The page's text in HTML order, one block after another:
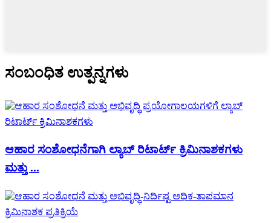
ಸಂಬಂಧಿತ ಉತ್ಪನ್ನಗಳು
ಆಹಾರ ಸಂಶೋಧನೆಗಾಗಿ ಲ್ಯಾಬ್ ರಿಟಾರ್ಟ್ ಕ್ರಿಮಿನಾಶಕಗಳು
ಮತ್ತು ...